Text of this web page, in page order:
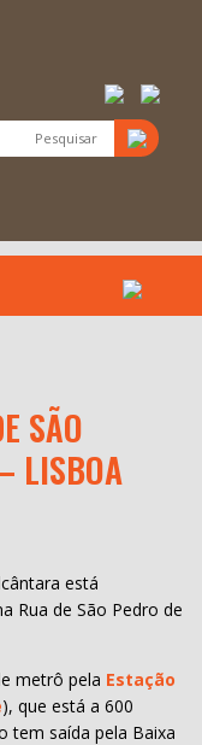
SÃO
LISBOA
está
Rua de São Pedro de
metrô pela Estação
), que está a 600
tem saída pela Baixa